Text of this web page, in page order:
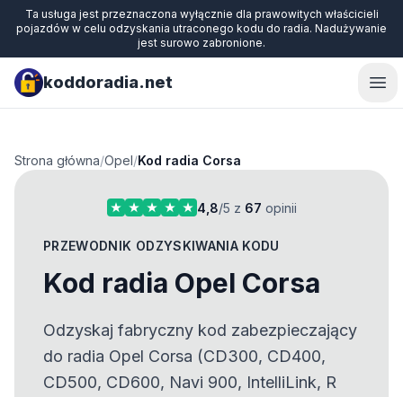
Ta usługa jest przeznaczona wyłącznie dla prawowitych właścicieli
pojazdów w celu odzyskania utraconego kodu do radia. Nadużywanie
jest surowo zabronione.
koddoradia.net
Strona główna/Opel/Kod radia Corsa
4,8/5 z 67 opinii
PRZEWODNIK ODZYSKIWANIA KODU
Kod radia Opel Corsa
Odzyskaj fabryczny kod zabezpieczający
do radia Opel Corsa (CD300, CD400,
CD500, CD600, Navi 900, IntelliLink, R